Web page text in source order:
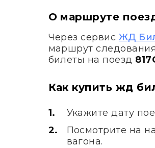
О маршруте
Через сервис ЖД
маршрут
билеты на поезд
Как купить жд
Укажите дату
Посмотрите на
вагона.